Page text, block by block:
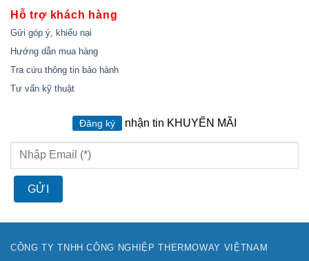
Hỗ trợ khách hàng
Gửi góp ý, khiếu nại
Hướng dẫn mua hàng
Tra cứu thông tin bảo hành
Tư vấn kỹ thuật
Đăng ký nhận tin KHUYẾN MÃI
CÔNG TY TNHH CÔNG NGHIỆP THERMOWAY VIỆTNAM